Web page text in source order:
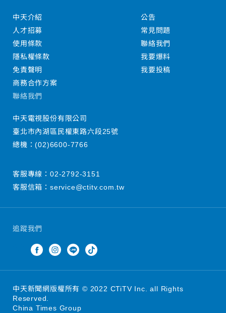
追蹤我們
中天介紹
人才招募
使用條款
隱私權條款
免責聲明
商務合作方案
公告
常見問題
聯絡我們
我要爆料
我要投稿
聯絡我們
中天電視股份有限公司
臺北市內湖區民權東路六段25號
總機：(02)6600-7766
客服專線： 02-2792-3151
客服信箱： service@ctitv.com.tw
中天新聞網版權所有 © 2022 CTiTV Inc. all Rights
Reserved.
China Times Group